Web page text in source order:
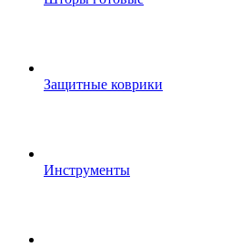
Защитные коврики
Инструменты